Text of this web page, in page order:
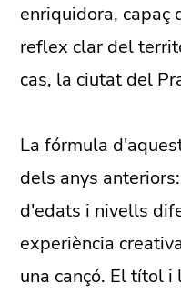
enriquidora, capaç
reflex clar del
cas, la ciutat del
La fórmula
dels anys
d'edats i nivells
experiència
una cançó. El títol